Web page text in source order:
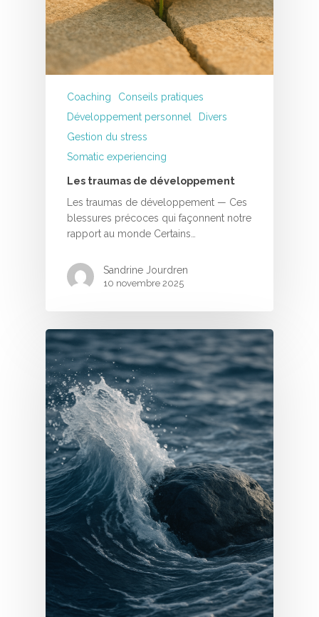
Coaching
Conseils pratiques
Développement personnel
Divers
Gestion du stress
Somatic experiencing
Les traumas de développement
Les traumas de développement — Ces
blessures précoces qui façonnent notre
rapport au monde Certains…
Sandrine Jourdren
10 novembre 2025